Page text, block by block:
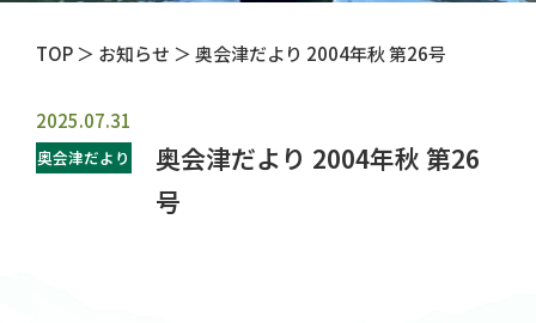
TOP ＞ お知らせ ＞ 奥会津だより 2004年秋 第26号
2025.07.31
奥会津だより
奥会津だより 2004年秋 第26
号